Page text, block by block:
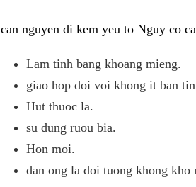
can nguyen di kem yeu to Nguy co
Lam tinh bang khoang mieng.
giao hop doi voi khong it ban
Hut thuoc la.
su dung ruou bia.
Hon moi.
dan ong la doi tuong khong kho